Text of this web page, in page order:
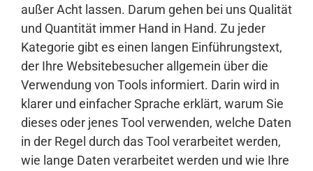
außer Acht lassen. Darum gehen bei uns Qualität
und Quantität immer Hand in Hand. Zu jeder
Kategorie gibt es einen langen Einführungstext,
der Ihre Websitebesucher allgemein über die
Verwendung von Tools informiert. Darin wird in
klarer und einfacher Sprache erklärt, warum Sie
dieses oder jenes Tool verwenden, welche Daten
in der Regel durch das Tool verarbeitet werden,
wie lange Daten verarbeitet werden und wie Ihre